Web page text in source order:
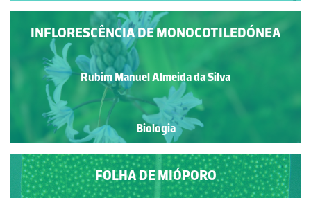
INFLORESCÊNCIA DE MONOCOTILEDÓNEA
Rubim Manuel Almeida da Silva
Biologia
FOLHA DE MIÓPORO